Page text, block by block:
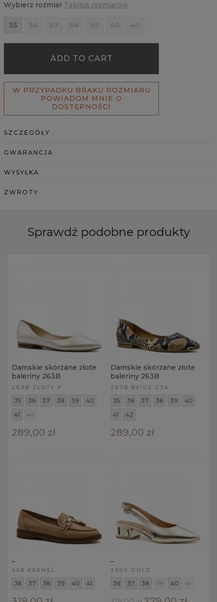
Wybierz rozmiar Tablica rozmiarów
35 36 37 38 39 40 41
ADD TO CART
W PRZYPADKU BRAKU ROZMIARU
POWIADOM MNIE O
DOSTĘPNOŚCI
SZCZEGÓŁY
GWARANCJA
WYSYŁKA
ZWROTY
Sprawdź podobne produkty
Damskie skórzane złote
baleriny 263B
263B ZŁOTY P
35 36 37 38 39
40
41
42
289,00 zł
Damskie skórzane złote
baleriny 263B
263B BEIGE Z34
35 36 37 38 39
40
41
42
289,00 zł
44B KARMEL
36 37 38 39 40 41
230V GOLD
36 37 38 39 40 41